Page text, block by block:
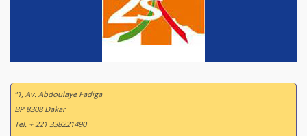
“1, Av. Abdoulaye Fadiga
BP 8308 Dakar
Tel. + 221 338221490